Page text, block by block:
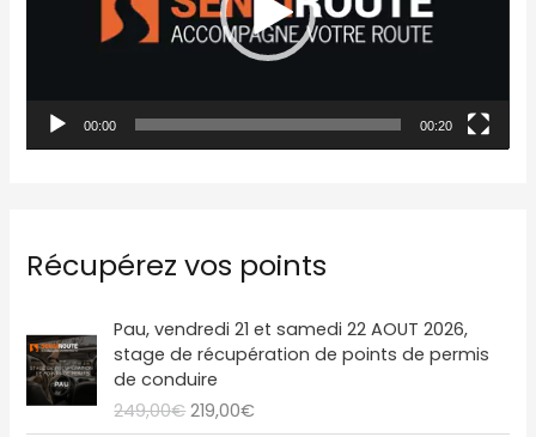
o
00:00 00:20
Récupérez vos points
Pau, vendredi 21 et samedi 22 AOUT 2026,
stage de récupération de points de permis
de conduire
249,00€
L
e
p
r
i219,00€
e
p